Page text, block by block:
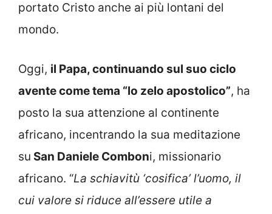
portato Cristo anche ai più lontani del
mondo.
Oggi, il Papa, continuando sul suo ciclo
avente come tema “lo zelo apostolico”, ha
posto la sua attenzione al continente
africano, incentrando la sua meditazione
su San Daniele Comboni, missionario
africano. “La schiavitù ‘cosifica’ l’uomo, il
cui valore si riduce all’essere utile a